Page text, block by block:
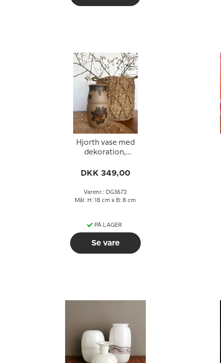
Hjorth vase med
dekoration,
DKK 349,00
Varenr.: DG3672
Mål: H: 18 cm x B: 8 cm
PÅ LAGER
Se vare